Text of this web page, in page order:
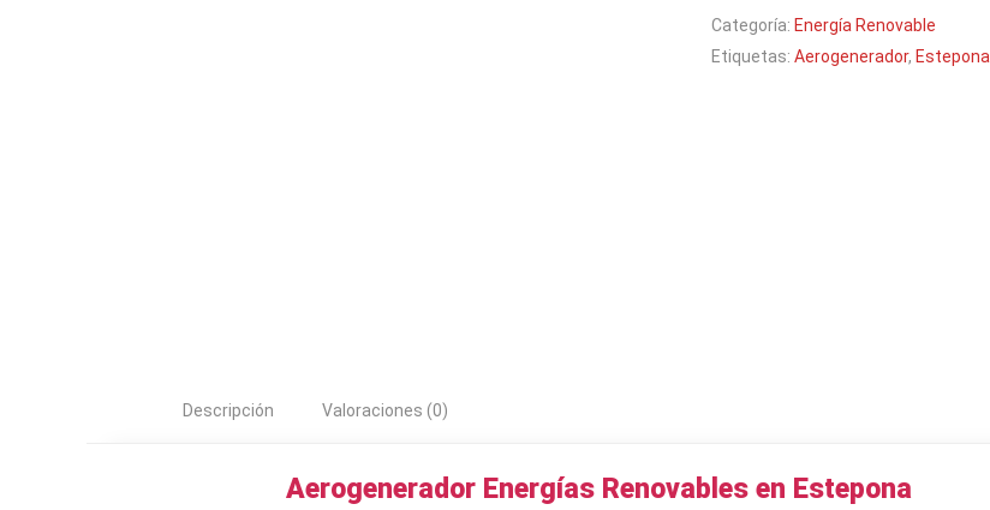
Categoría: Energía Renovable
Etiquetas: Aerogenerador, Estepona
Descripción Valoraciones (0)
Aerogenerador Energías Renovables en Estepona